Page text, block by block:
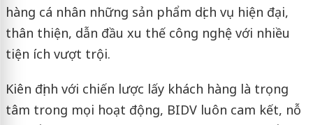
hàng cá nhân những sản phẩm dịch vụ hiện đại,
thân thiện, dẫn đầu xu thế công nghệ với nhiều
tiện ích vượt trội.
Kiên định với chiến lược lấy khách hàng là trọng
tâm trong mọi hoạt động, BIDV luôn cam kết, nỗ